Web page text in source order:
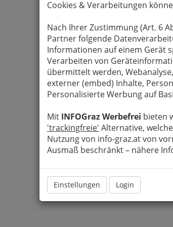
Cookies & Verarbeitungen
Nach Ihrer Zustimmung (Art. 6
Partner folgende
Informationen auf einem Gerät
Verarbeiten von
übermittelt werden,
externer (embed) Inhalte,
Personalisierte Werbung auf
Mit INFOGraz Werbefrei bieten
'trackingfreie' Alternative,
Nutzung von info-graz.at von
Ausmaß beschränkt – nähere
Einstellungen Login